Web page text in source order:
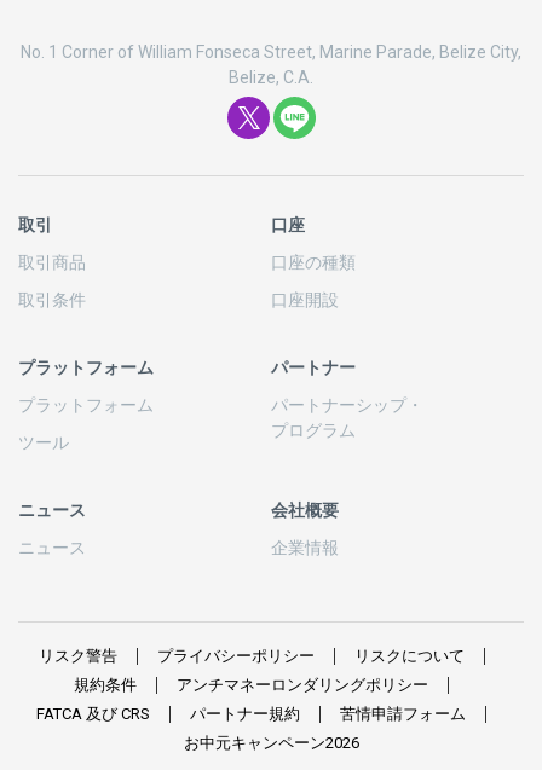
No. 1 Corner of William Fonseca Street, Marine Parade, Belize City,
Belize, C.A.
取引
取引商品
取引条件
口座
口座の種類
口座開設
プラットフォーム
プラットフォーム
ツール
パートナー
パートナーシップ・
プログラム
ニュース
ニュース
会社概要
企業情報
リスク警告 プライバシーポリシー
リスクについて
規約条件
アンチマネーロンダリングポリシー
FATCA 及び CRS パートナー規約 苦情申請フォーム
お中元キャンペーン2026